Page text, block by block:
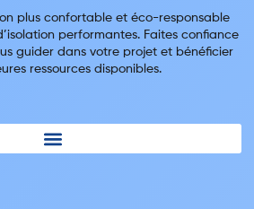
plus confortable et éco-responsable
performantes. Faites confiance
guider dans votre projet et bénéficier
ressources disponibles.